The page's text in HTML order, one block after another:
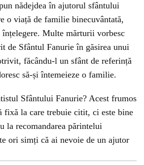
nădejdea în ajutorul sfântului
o viață de familie binecuvântată,
înțelegere. Multe mărturii vorbesc
de Sfântul Fanurie în găsirea unui
făcându-l un sfânt de referință
să-și întemeieze o familie.
Sfântului Fanurie? Acest frumos
fixă la care trebuie citit, ci este bine
la recomandarea părintelui
ori simți că ai nevoie de un ajutor